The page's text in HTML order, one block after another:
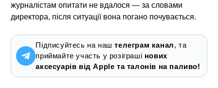
журналістам опитати не вдалося — за словами
директора, після ситуації вона погано почувається.
Підписуйтесь на наштелеграм канал, та
приймайте участь у розіграші нових
аксесуарів від Apple та талонів на паливо!